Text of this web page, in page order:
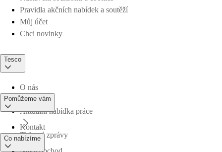
Pravidla akčních nabídek a soutěží
Můj účet
Chci novinky
Tesco
O nás
Aktuální nabídka práce
Tiskové zprávy
Pomůžeme vám
Kontakt
Co nabízíme